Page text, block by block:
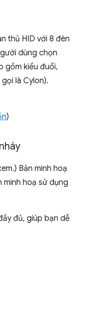
thủ HID với 8 đèn
dùng chọn
gồm kiểu đuổi,
là Cylon).
)
Bản minh hoạ
minh hoạ sử dụng
đủ, giúp bạn dễ